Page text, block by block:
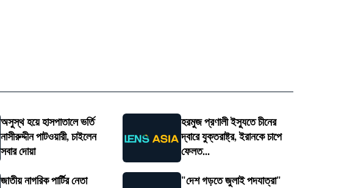
অসুস্থ হয়ে হাসপাতালে ভর্তি
নাসীরুদ্দীন পাটওয়ারী, চাইলেন
সবার দোয়া
হরমুজ প্রণালী ইস্যুতে চীনের
দ্বারে যুক্তরাষ্ট্র, ইরানকে চাপে
ফেলত...
জাতীয় নাগরিক পার্টির নেতা
"দেশ গড়তে জুলাই পদযাত্রা"